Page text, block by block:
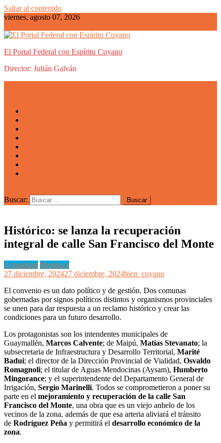
Saltar al contenido
viernes, agosto 07, 2026
El Portal Federal con Espíritu Cuyano
Director: Julián Galván
Buscar:
Histórico: se lanza la recuperación
integral de calle San Francisco del Monte
Actualidad Mendoza
27 diciembre, 202427 diciembre, 2024bien_cuyano
El convenio es un dato político y de gestión. Dos comunas
gobernadas por signos políticos distintos y organismos provinciales
se unen para dar respuesta a un reclamo histórico y crear las
condiciones para un futuro desarrollo.
Los protagonistas son los intendentes municipales de
Guaymallén, Marcos Calvente; de Maipú, Matías Stevanato; la
subsecretaria de Infraestructura y Desarrollo Territorial, Marité
Badui; el director de la Dirección Provincial de Vialidad, Osvaldo
Romagnoli; el titular de Aguas Mendocinas (Aysam), Humberto
Mingorance; y el superintendente del Departamento General de
Irrigación, Sergio Marinelli. Todos se comprometieron a poner su
parte en el mejoramiento y recuperación de la calle San
Francisco del Monte, una obra que es un viejo anhelo de los
vecinos de la zona, además de que esa arteria aliviará el tránsito
de Rodríguez Peña y permitirá el desarrollo económico de la
zona.